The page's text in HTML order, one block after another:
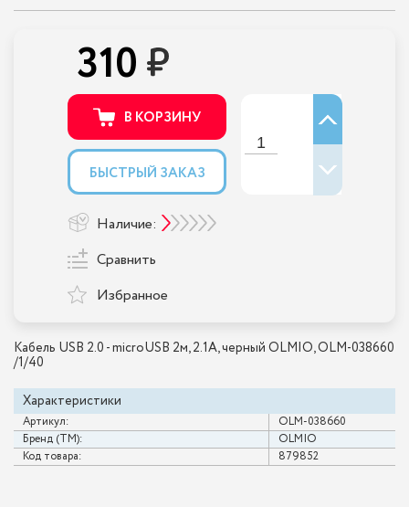
Кабель USB 2.0 - microUSB 2м, 2.1A, черный OLMIO, OLM-038660
/1/40
Характеристики
Артикул:
OLM-038660
Бренд (ТМ):
OLMIO
Код товара:
879852
310
В КОРЗИНУ
БЫСТРЫЙ ЗАКАЗ
Наличие:
Сравнить
Избранное